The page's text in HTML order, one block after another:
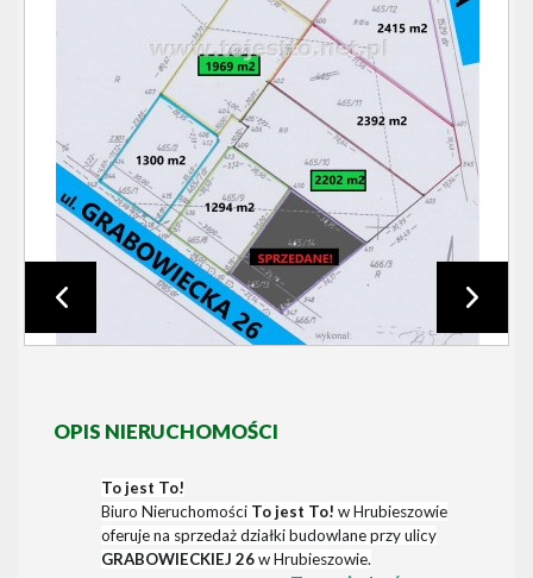
OPIS NIERUCHOMOŚCI
To jest To!
Biuro Nieruchomości To jest To! w Hrubieszowie
oferuje na sprzedaż działki budowlane przy ulicy
GRABOWIECKIEJ 26w Hrubieszowie.